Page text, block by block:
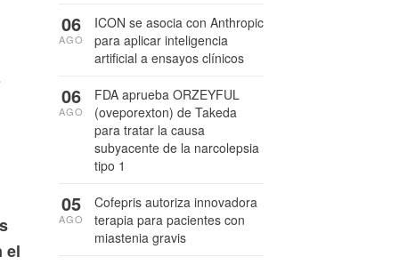
el
ICON se asocia con Anthropic
para aplicar inteligencia
artificial a ensayos clínicos
06
AGO
FDA aprueba ORZEYFUL
(oveporexton) de Takeda
para tratar la causa
subyacente de la narcolepsia
tipo 1
06
AGO
Cofepris autoriza innovadora
terapia para pacientes con
miastenia gravis
05
AGO